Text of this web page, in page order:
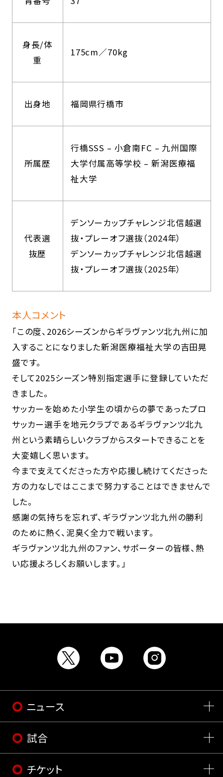
身長/体
重
175cm／70kg
出身地 福岡県行橋市
所属歴
行橋SSS – 小倉南FC – 九州国際
大学付属高等学校 – 新潟医療福
祉大学
代表選
抜歴
デンソーカップチャレンジ北信越選
抜・プレーオフ選抜（2024年）
デンソーカップチャレンジ北信越選
抜・プレーオフ選抜（2025年）
本人コメント
「この度、2026シーズンからギラヴァンツ北九州に加
入することになりました新潟医療福祉大学の吉田晃
盛です。
そして2025シーズン特別指定選手に登録していただ
きました。
サッカーを始めた小学生の頃からの夢であったプロ
サッカー選手を地元クラブであるギラヴァンツ北九
州という素晴らしいクラブからスタートできることを
大変嬉しく思います。
今まで支えてくださった方や応援し続けてくださった
方の力なしではここまで努力することはできませんで
した。
感謝の気持ちを忘れず、ギラヴァンツ北九州の勝利
のために熱く、泥臭く全力で戦います。
ギラヴァンツ北九州のファン、サポーターの皆様、熱
い応援よろしくお願いします。」
ニュース
試合
チケット